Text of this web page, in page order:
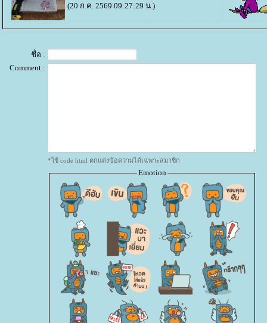
(20 ก.ค. 2569 09:27:29 น.)
ชื่อ :
Comment :
*ใช้ code html ตกแต่งข้อความได้เฉพาะสมาชิก
Emotion